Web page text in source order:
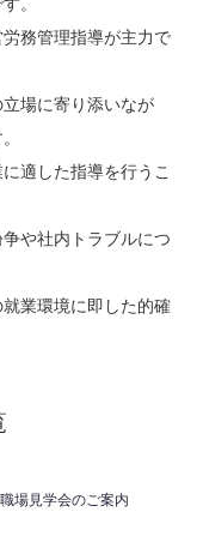
務管理指導が主力で
場に寄り添いなが
適した指導を行うこ
や社内トラブルにつ
業環境に即した的確
場見学会のご案内